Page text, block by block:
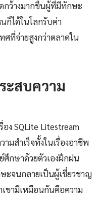
กว้างมากขึ้นผู้ที่มีทักษะ
ก็ได้ในโลกรับค่า
ที่จ่ายสูงกว่าตลาดใน
สบความ
ง SQLite Litestream
ามสำเร็จทั้งในเรื่องอาชีพ
ศึกษาด้วยตัวเองฝึกฝน
ะจนกลายเป็นผู้เชี่ยวชาญ
ขามีเหมือนกันคือความ